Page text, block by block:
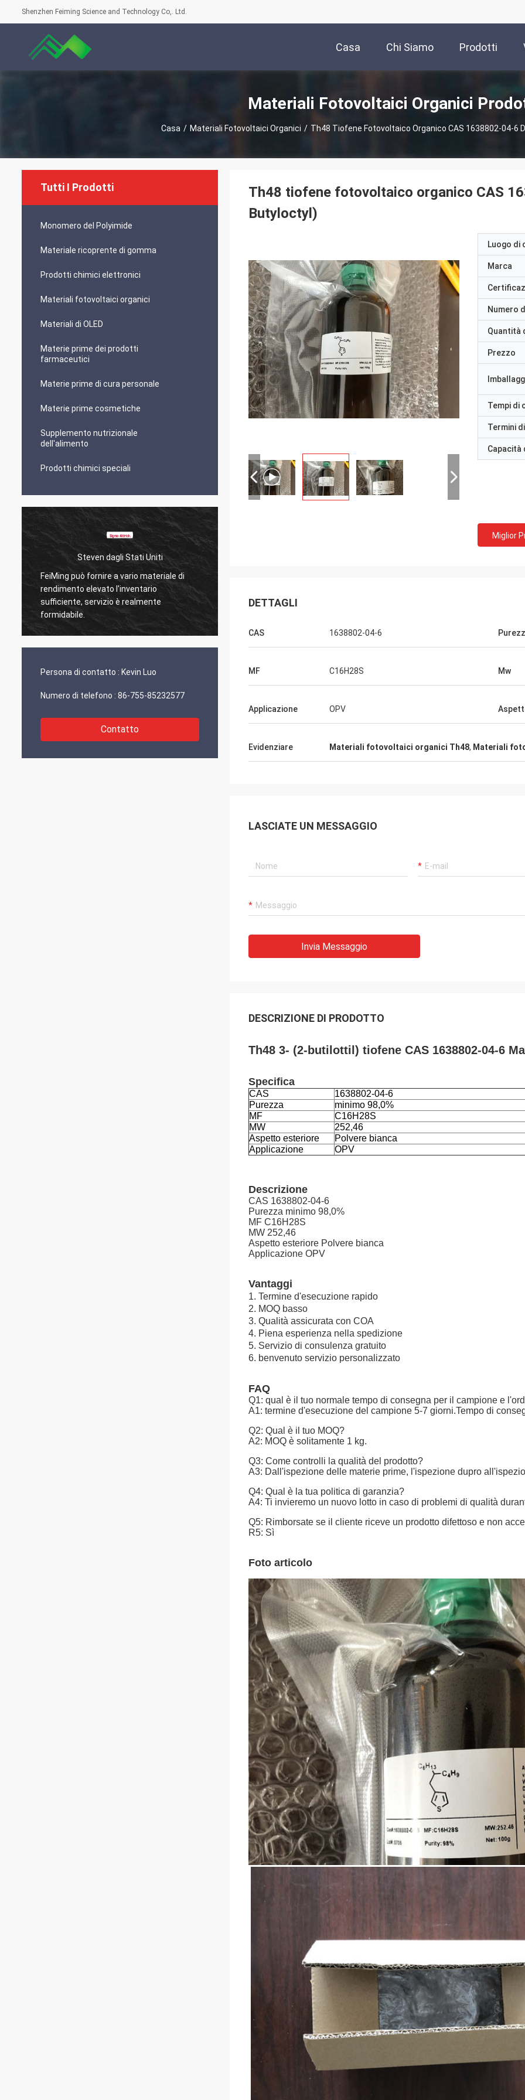
Shenzhen Feiming Science and Technology Co,. Ltd.
Casa Chi Siamo Prodotti
Materiali Fotovoltaici Organici
Casa / Materiali Fotovoltaici Organici / Th48 Tiofene Fotovoltaico Organico CAS 1638802-04-6
Tutti I Prodotti
Monomero del Polyimide
Materiale ricoprente di gomma
Prodotti chimici elettronici
Materiali fotovoltaici organici
Materiali di OLED
Materie prime dei prodotti
farmaceutici
Materie prime di cura personale
Materie prime cosmetiche
Supplemento nutrizionale
dell'alimento
Prodotti chimici speciali
Steven dagli Stati Uniti
può fornire a vario materiale di
elevato l'inventario
servizio è realmente
Tutto va bene e la gente ci sta lavorando.
Quando avro' qualche novita' la
condividero' direttamente con voi.
dopo-vendita.
Persona di contatto : Kevin Luo
Numero di telefono : 86-755-85232577
Contatto
Th48 tiofene fotovoltaico organico CAS
Butyloctyl)
Luogo di
Marca
Numero
Quantità
Prezzo
Tempi di
Termini
Capacità
Miglior
DETTAGLI
CAS 1638802-04-6
MF C16H28S Mw
Applicazione OPV
Evidenziare Materiali fotovoltaici organici Th48, Materiali
LASCIATE UN MESSAGGIO
Invia Messaggio
DESCRIZIONE DI PRODOTTO
Th48 3- (2-butilottil) tiofene CAS 1638802-04-6
Specifica
CAS
1638802-04-6
Purezza
minimo 98,0%
MF
C16H28S
MW
252,46
Aspetto esteriore
Polvere bianca
Applicazione
OPV
Descrizione
CAS 1638802-04-6
Purezza minimo 98,0%
MF C16H28S
MW 252,46
Aspetto esteriore Polvere bianca
Applicazione OPV
Vantaggi
1. Termine d'esecuzione rapido
2. MOQ basso
3. Qualità assicurata con COA
4. Piena esperienza nella spedizione
5. Servizio di consulenza gratuito
6. benvenuto servizio personalizzato
FAQ
Q1: qual è il tuo normale tempo di consegna per il campione e
A1: termine d'esecuzione del campione 5-7 giorni.Tempo di
Q2: Qual è il tuo MOQ?
A2: MOQ è solitamente 1 kg.
Q3: Come controlli la qualità del prodotto?
A3: Dall'ispezione delle materie prime, l'ispezione dupro
Q4: Qual è la tua politica di garanzia?
A4: Ti invieremo un nuovo lotto in caso di problemi di qualità
Q5: Rimborsate se il cliente riceve un prodotto difettoso e non
R5: Sì
Foto articolo